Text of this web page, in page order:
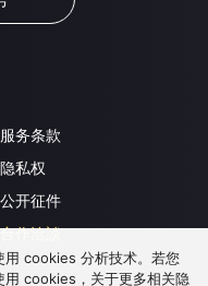
服务条款
隐私权
公开征件
合作洽談
用 cookies 分析技术。若您
用 cookies，关于更多相关隐